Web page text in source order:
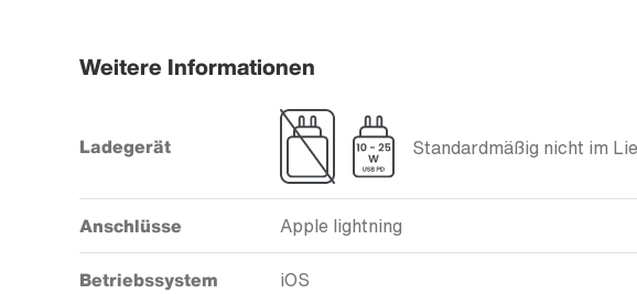
Weitere Informationen
Ladegerät Standardmäßig nicht im
Anschlüsse Apple lightning
Betriebssystem iOS